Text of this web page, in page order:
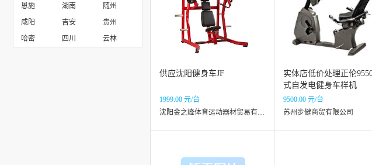
恩施
湖南
随州
咸阳
吉安
贵州
哈密
四川 云林
供应沈阳健身车JF
1999.00 元/台
沈阳金之峰体育运动器材贸易有限公司
实体店低价处理正伦
式自发电健身车样机
9500.00 元/台
苏州步健商贸有限公司